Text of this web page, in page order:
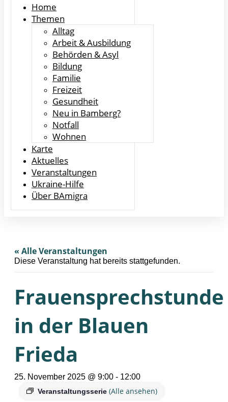
Home
Themen
Alltag
Arbeit & Ausbildung
Behörden & Asyl
Bildung
Familie
Freizeit
Gesundheit
Neu in Bamberg?
Notfall
Wohnen
Karte
Aktuelles
Veranstaltungen
Ukraine-Hilfe
Über BAmigra
« Alle Veranstaltungen
Diese Veranstaltung hat bereits stattgefunden.
Frauensprechstunde
in der Blauen
Frieda
25. November 2025 @ 9:00 - 12:00
Veranstaltungsserie (Alle ansehen)